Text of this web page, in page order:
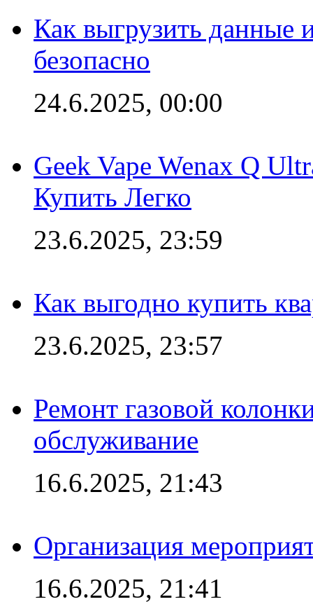
Как выгрузить данные
безопасно
24.6.2025, 00:00
Geek Vape Wenax Q
Купить Легко
23.6.2025, 23:59
Как выгодно купить
23.6.2025, 23:57
Ремонт газовой
обслуживание
16.6.2025, 21:43
Организация
16.6.2025, 21:41